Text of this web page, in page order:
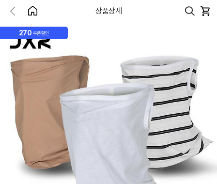
상품상세
270 쿠폰할인